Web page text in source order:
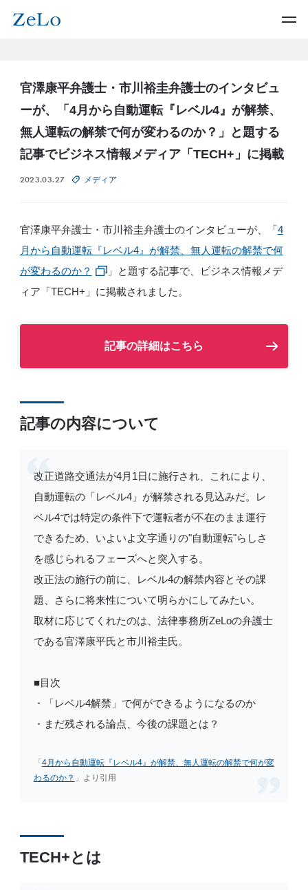
官澤康平弁護士・市川裕圭弁護士のインタビュ
ーが、「4月から自動運転『レベル4』が解禁、
無人運転の解禁で何が変わるのか？」と題する
記事でビジネス情報メディア「TECH+」に掲載
2023.03.27 メディア
官澤康平弁護士・市川裕圭弁護士のインタビューが、「4
月から自動運転『レベル4』が解禁、無人運転の解禁で何
が変わるのか？
」と題する記事で、ビジネス情報メデ
ィア「TECH+」に掲載されました。
記事の詳細はこちら
記事の内容について
改正道路交通法が4月1日に施行され、これにより、
自動運転の「レベル4」が解禁される見込みだ。レ
ベル4では特定の条件下で運転者が不在のまま運行
できるため、いよいよ文字通りの"自動運転"らしさ
を感じられるフェーズへと突入する。
改正法の施行の前に、レベル4の解禁内容とその課
題、さらに将来性について明らかにしてみたい。
取材に応じてくれたのは、法律事務所ZeLoの弁護士
である官澤康平氏と市川裕圭氏。
■目次
・「レベル4解禁」で何ができるようになるのか
・まだ残される論点、今後の課題とは？
「 4月から自動運転『レベル4』が解禁、無人運転の解禁で何が変
わるのか？ 」より引用
TECH+とは